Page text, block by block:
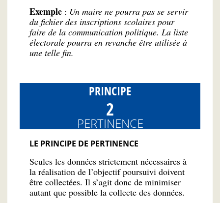
Exemple : Un maire ne pourra pas se servir
du fichier des inscriptions scolaires pour
faire de la communication politique. La liste
électorale pourra en revanche être utilisée à
une telle fin.
PRINCIPE
2
PERTINENCE
LE PRINCIPE DE PERTINENCE
Seules les données strictement nécessaires à
la réalisation de l’objectif poursuivi doivent
être collectées. Il s’agit donc de minimiser
autant que possible la collecte des données.